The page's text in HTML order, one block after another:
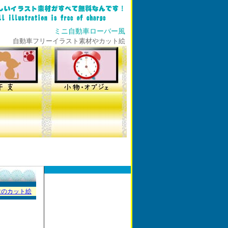
ミニ自動車ローバー風
自動車フリーイラスト素材やカット絵
カット絵